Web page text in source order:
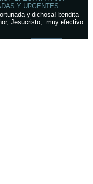
Y URGENTES
y dichosa! bendita
Jesucristo, muy efectivo